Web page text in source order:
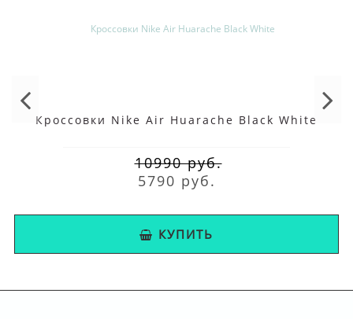
Кроссовки Nike Air Huarache Black White
10990 руб.
5790 руб.
КУПИТЬ